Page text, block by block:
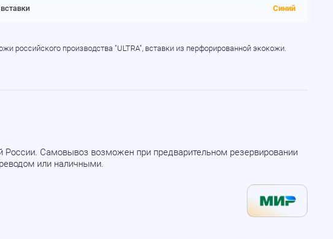
Синий
производства "ULTRA", вставки из перфорированной экокожи.
Самовывоз возможен при предварительном резервировании
или наличными.